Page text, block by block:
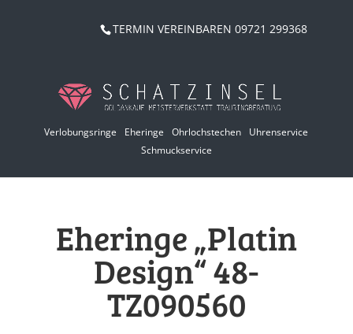
TERMIN VEREINBAREN 09721 299368
Verlobungsringe Eheringe Ohrlochstechen
Uhrenservice
Schmuckservice
Eheringe „Platin
Design“ 48-
TZ090560